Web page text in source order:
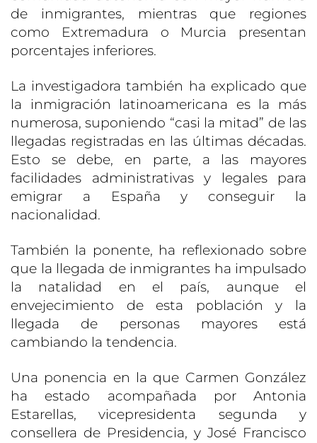
de inmigrantes, mientras que regiones
como Extremadura o Murcia presentan
porcentajes inferiores.
La investigadora también ha explicado que
la inmigración latinoamericana es la más
numerosa, suponiendo “casi la mitad” de las
llegadas registradas en las últimas décadas.
Esto se debe, en parte, a las mayores
facilidades administrativas y legales para
emigrar a España y conseguir la
nacionalidad.
También la ponente, ha reflexionado sobre
que la llegada de inmigrantes ha impulsado
la natalidad en el país, aunque el
envejecimiento de esta población y la
llegada de personas mayores está
cambiando la tendencia.
Una ponencia en la que Carmen González
ha estado acompañada por Antonia
Estarellas, vicepresidenta segunda y
consellera de Presidencia, y José Francisco